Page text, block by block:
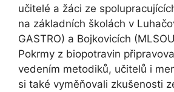
učitelé a žáci ze
na základních školách v
GASTRO) a Bojkovicích
Pokrmy z biopotravin
vedením metodiků, učitelů i
si také vyměňovali zkušenosti